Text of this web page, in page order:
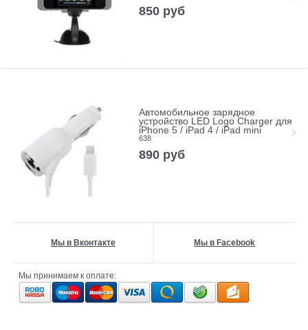
850 руб
Автомобильное зарядное
устройство LED Logo Charger для
iPhone 5 / iPad 4 / iPad mini
638
890 руб
Мы в Вконтакте Мы в Facebook
Мы принимаем к оплате: